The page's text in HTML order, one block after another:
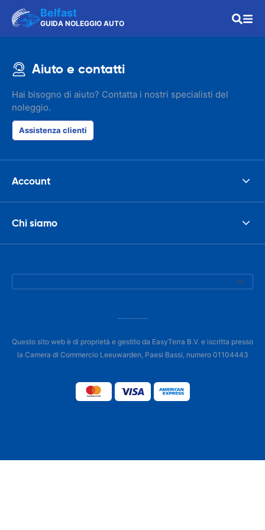
Belfast
GUIDA NOLEGGIO AUTO
Aiuto e contatti
Hai bisogno di aiuto? Contatta i nostri specialisti del
noleggio.
Assistenza clienti
Account
Chi siamo
Questo sito web è di proprietà e gestito da EasyTerra B.V. e iscritta presso
la Camera di Commercio Leeuwarden, Paesi Bassi, numero 01104443